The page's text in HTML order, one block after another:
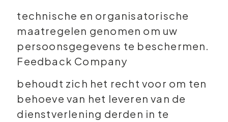
technische en organisatorische
maatregelen genomen om uw
persoonsgegevens te beschermen.
Feedback Company
behoudt zich het recht voor om ten
behoeve van het leveren van de
dienstverlening derden in te